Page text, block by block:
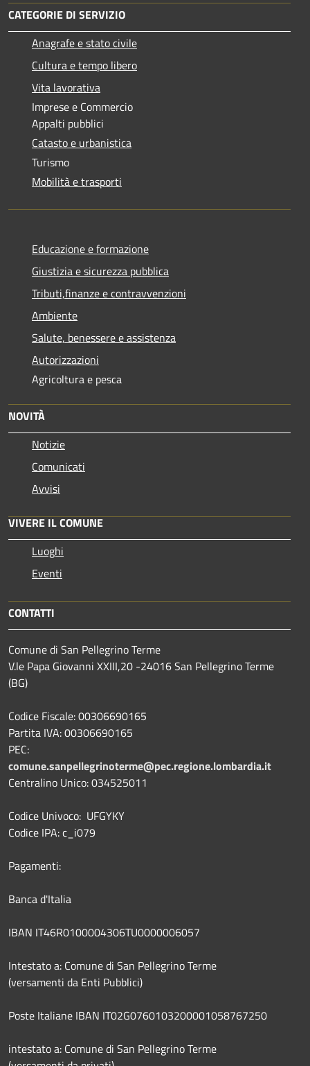
CATEGORIE DI SERVIZIO
Anagrafe e stato civile
Cultura e tempo libero
Vita lavorativa
Imprese e Commercio
Appalti pubblici
Catasto e urbanistica
Turismo
Mobilità e trasporti
Educazione e formazione
Giustizia e sicurezza pubblica
Tributi,finanze e contravvenzioni
Ambiente
Salute, benessere e assistenza
Autorizzazioni
Agricoltura e pesca
NOVITÀ
Notizie
Comunicati
Avvisi
VIVERE IL COMUNE
Luoghi
Eventi
CONTATTI
Comune di San Pellegrino Terme
V.le Papa Giovanni XXIII,20 -24016 San Pellegrino Terme
(BG)
Codice Fiscale: 00306690165
Partita IVA: 00306690165
PEC:
comune.sanpellegrinoterme@pec.regione.lombardia.it
Centralino Unico: 034525011
Codice Univoco: UFGYKY
Codice IPA: c_i079
Pagamenti:
Banca d'Italia
IBAN IT46R0100004306TU0000006057
Intestato a: Comune di San Pellegrino Terme
(versamenti da Enti Pubblici)
Poste Italiane IBAN IT02G0760103200001058767250
intestato a: Comune di San Pellegrino Terme